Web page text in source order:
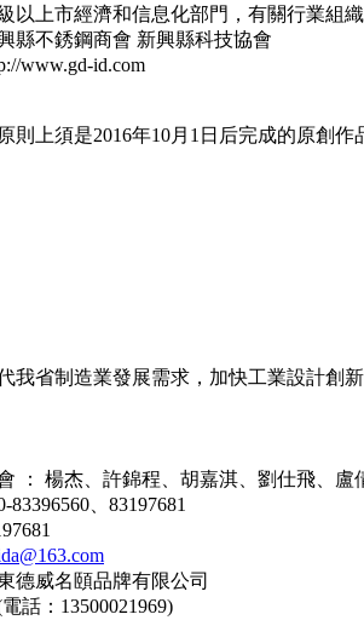
以上市經濟和信息化部門，有關行業組
縣不銹鋼商會 新興縣科技協會
www.gd-id.com
則上須是2016年10月1日后完成的原創
我省制造業發展需求，加快工業設計創
： 楊杰、許錦程、胡嘉淇、劉仕飛、盧
、83197681
德威名頤品牌有限公司
話：13500021969)